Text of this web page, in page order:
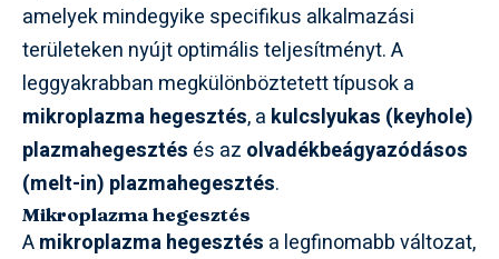
amelyek mindegyike specifikus alkalmazási
területeken nyújt optimális teljesítményt. A
leggyakrabban megkülönböztetett típusok a
mikroplazma hegesztés, a kulcslyukas (keyhole)
plazmahegesztés és az olvadékbeágyazódásos
(melt-in) plazmahegesztés.
Mikroplazma hegesztés
Amikroplazma hegesztés a legfinomabb változat,